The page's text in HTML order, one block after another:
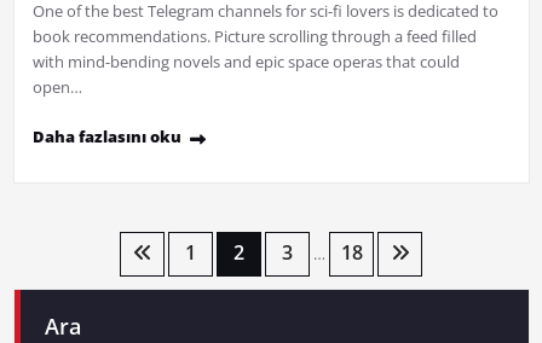
One of the best Telegram channels for sci-fi lovers is dedicated to
book recommendations. Picture scrolling through a feed filled
with mind-bending novels and epic space operas that could
open…
Daha fazlasını oku
sayfalaması
1 2 3 … 18
Ara